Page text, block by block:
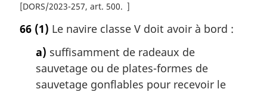
[DORS/2023-257, art. 500 ]
66 (1) Le navire classe V doit avoir à bord :
a) suffisamment de radeaux de
sauvetage ou de plates-formes de
sauvetage gonflables pour recevoir le